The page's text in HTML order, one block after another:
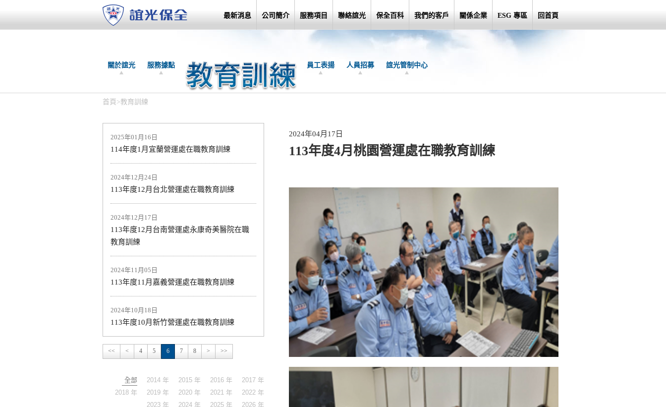
最新消息 公司簡介 服務項目 聯絡誼光 保全百科 我們的客戶 關係企業 ESG 專區 回首頁
關於誼光 服務據點 員工表揚 人員招募 誼光管制中心
首頁 >教育訓練
2025年01月16日
114年度1月宜蘭營運處在職教育訓練
2024年12月24日
113年度12月台北營運處在職教育訓練
2024年12月17日
113年度12月台南營運處永康奇美醫院在職
教育訓練
2024年11月05日
113年度11月嘉義營運處在職教育訓練
2024年10月18日
113年度10月新竹營運處在職教育訓練
<< < 4 5 6 7 8 > >>
全部 2014 年 2015 年 2016 年
2017 年
2018 年
2019 年 2020 年 2021 年
2022 年
2023 年
2024 年 2025 年 2026 年
2024年04月17日
113年度4月桃園營運處在職教育訓練